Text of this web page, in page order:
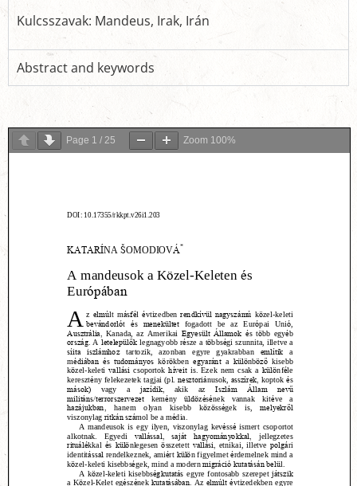
Kulcsszavak: Mandeus, Irak, Irán
Abstract and keywords
Page 1 / 25 Zoom 100%